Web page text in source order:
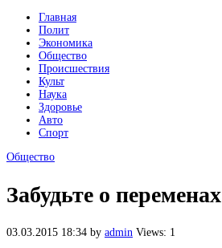
Главная
Полит
Экономика
Общество
Происшествия
Культ
Наука
Здоровье
Авто
Спорт
Общество
Забудьте о переменах
03.03.2015 18:34 by admin Views: 1